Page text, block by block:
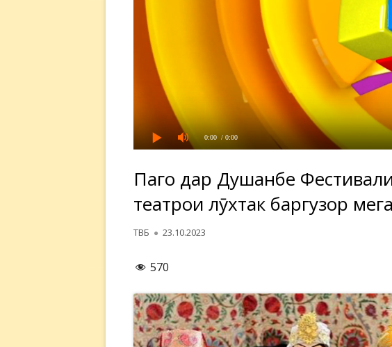
0:00 / 0:00
Пагоҳ дар Душанбе
театрҳои лӯхтак баргузор
Автор
ТВБ Опубликовано
23.10.2023
570